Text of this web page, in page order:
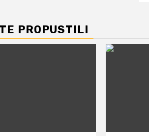
PROPUSTILI